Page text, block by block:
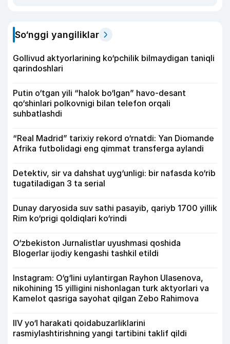
So‘nggi yangiliklar
Gollivud aktyorlarining ko‘pchilik bilmaydigan taniqli
qarindoshlari
Putin o‘tgan yili “halok bo‘lgan” havo-desant
qo‘shinlari polkovnigi bilan telefon orqali
suhbatlashdi
“Real Madrid” tarixiy rekord o‘rnatdi: Yan Diomande
Afrika futbolidagi eng qimmat transferga aylandi
Detektiv, sir va dahshat uyg‘unligi: bir nafasda ko‘rib
tugatiladigan 3 ta serial
Dunay daryosida suv sathi pasayib, qariyb 1700 yillik
Rim ko‘prigi qoldiqlari ko‘rindi
O‘zbekiston Jurnalistlar uyushmasi qoshida
Blogerlar ijodiy kengashi tashkil etildi
Instagram: O‘g‘lini uylantirgan Rayhon Ulasenova,
nikohining 15 yilligini nishonlagan turk aktyorlari va
Kamelot qasriga sayohat qilgan Zebo Rahimova
IIV yo‘l harakati qoidabuzarliklarini
rasmiylashtirishning yangi tartibini taklif qildi